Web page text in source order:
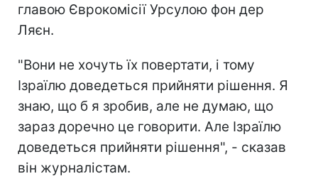
главою Єврокомісії Урсулою фон дер
Ляєн.
"Вони не хочуть їх повертати, і тому
Ізраїлю доведеться прийняти рішення. Я
знаю, що б я зробив, але не думаю, що
зараз доречно це говорити. Але Ізраїлю
доведеться прийняти рішення", - сказав
він журналістам.